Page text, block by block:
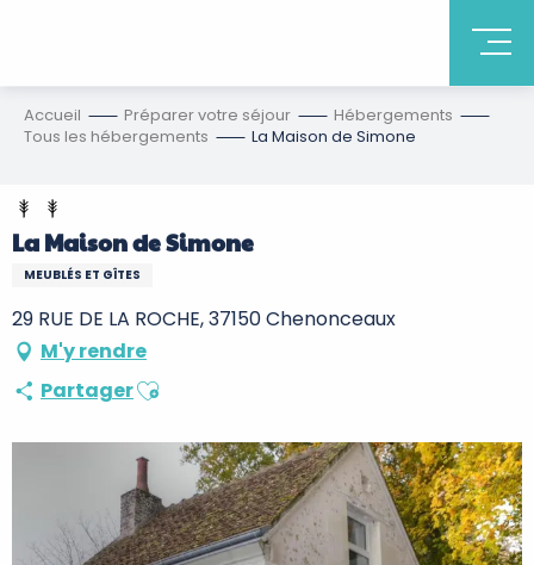
Accueil Préparer votre séjour
Hébergements
Tous les hébergements
La Maison de Simone
La Maison de Simone
MEUBLÉS ET GÎTES
29 RUE DE LA ROCHE, 37150 Chenonceaux
M'y rendre
PartagerAjouter aux favoris